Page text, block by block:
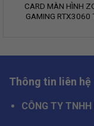
CARD MÀN HÌNH
GAMING RTX3060
Thông tin liên hệ
CÔNG TY